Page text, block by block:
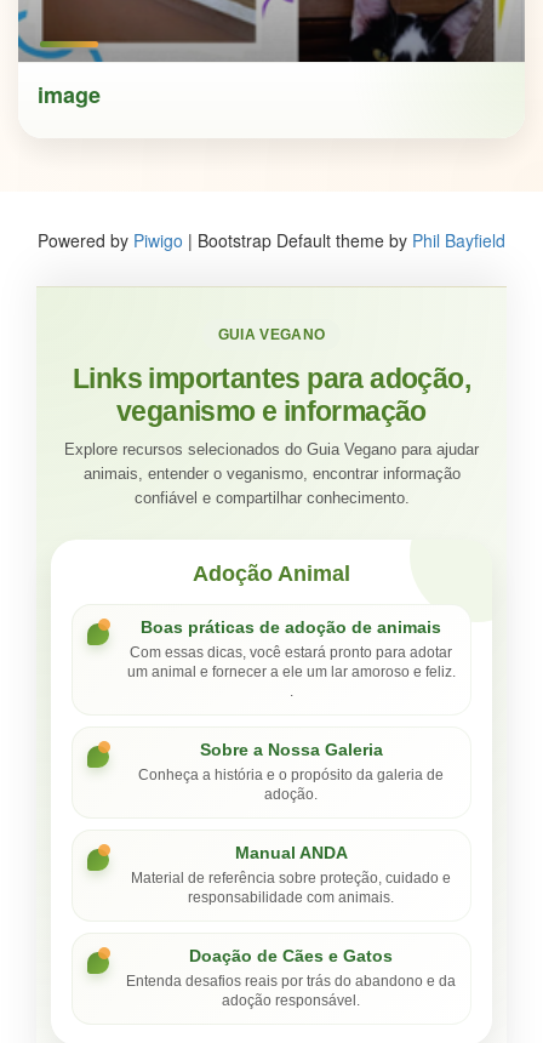
image
Powered by Piwigo | Bootstrap Default theme by Phil Bayfield
GUIA VEGANO
Links importantes para adoção,
veganismo e informação
Explore recursos selecionados do Guia Vegano para ajudar
animais, entender o veganismo, encontrar informação
confiável e compartilhar conhecimento.
Adoção Animal
Boas práticas de adoção de animais
Com essas dicas, você estará pronto para adotar
um animal e fornecer a ele um lar amoroso e feliz.
.
Sobre a Nossa Galeria
Conheça a história e o propósito da galeria de
adoção.
Manual ANDA
Material de referência sobre proteção, cuidado e
responsabilidade com animais.
Doação de Cães e Gatos
Entenda desafios reais por trás do abandono e da
adoção responsável.